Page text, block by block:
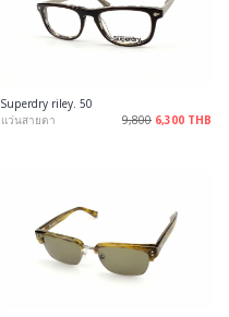
Superdry riley. 50
แว่นสายตา
9,800 6,300 THB